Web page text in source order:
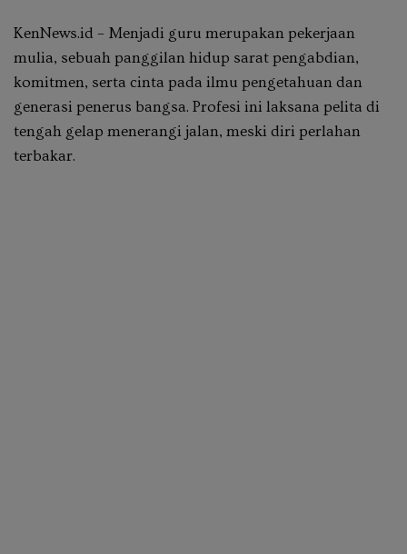
KenNews.id – Menjadi guru merupakan pekerjaan
mulia, sebuah panggilan hidup sarat pengabdian,
komitmen, serta cinta pada ilmu pengetahuan dan
generasi penerus bangsa. Profesi ini laksana pelita di
tengah gelap menerangi jalan, meski diri perlahan
terbakar.